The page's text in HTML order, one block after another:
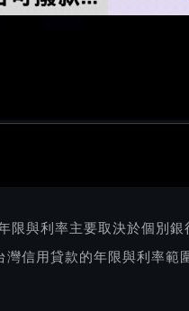
限與利率主要取決於個別
信用貸款的年限與利率範